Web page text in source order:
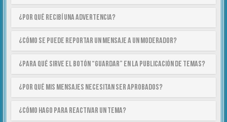
¿Por qué recibí una advertencia?
¿Cómo se puede reportar un mensaje a un moderador?
¿Para qué sirve el botón “Guardar” en la publicación de temas?
¿Por qué mis mensajes necesitan ser aprobados?
¿Cómo hago para reactivar un tema?